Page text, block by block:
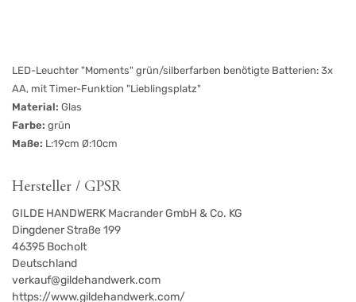
LED-Leuchter "Moments" grün/silberfarben benötigte Batterien: 3x
AA, mit Timer-Funktion "Lieblingsplatz"
Material: Glas
Farbe: grün
Maße: L:19cm Ø:10cm
Hersteller / GPSR
GILDE HANDWERK Macrander GmbH & Co. KG
Dingdener Straße 199
46395 Bocholt
Deutschland
verkauf@gildehandwerk.com
https://www.gildehandwerk.com/